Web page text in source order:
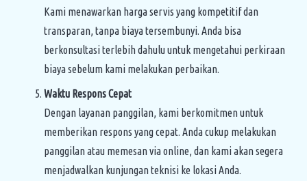
Kami menawarkan harga servis yang kompetitif dan
transparan, tanpa biaya tersembunyi. Anda bisa
berkonsultasi terlebih dahulu untuk mengetahui perkiraan
biaya sebelum kami melakukan perbaikan.
Waktu Respons Cepat
Dengan layanan panggilan, kami berkomitmen untuk
memberikan respons yang cepat. Anda cukup melakukan
panggilan atau memesan via online, dan kami akan segera
menjadwalkan kunjungan teknisi ke lokasi Anda.